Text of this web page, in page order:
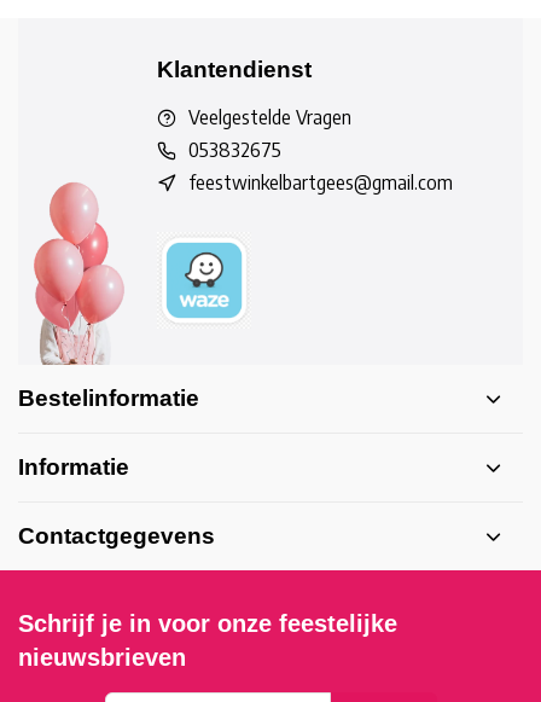
Klantendienst
Veelgestelde Vragen
053832675
feestwinkelbartgees@gmail.com
Bestelinformatie
Informatie
Contactgegevens
Schrijf je in voor onze feestelijke
nieuwsbrieven